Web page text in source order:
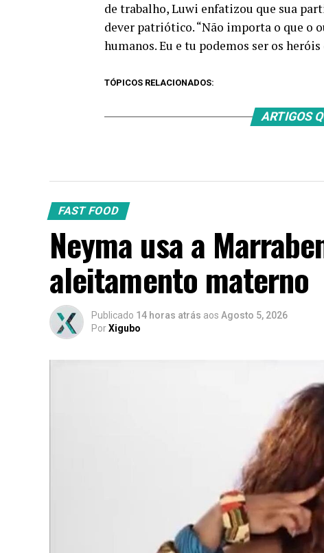
de trabalho, Luwi enfatizou que sua
dever patriótico. “Não importa o que o
humanos. Eu e tu podemos ser os
TÓPICOS RELACIONADOS:
ARTIGOS
FAST FOOD
Neyma usa a
aleitamento materno
Publicado 14 horas atrás aos Agosto 5, 2026
PorXigubo